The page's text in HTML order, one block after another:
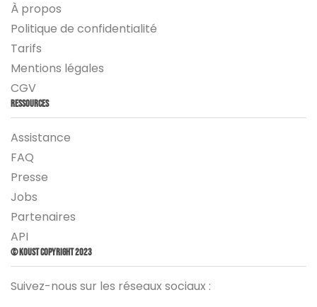
À propos
Politique de confidentialité
Tarifs
Mentions légales
CGV
Ressources
Assistance
FAQ
Presse
Jobs
Partenaires
API
© Koust Copyright 2023
Suivez-nous sur les réseaux sociaux :